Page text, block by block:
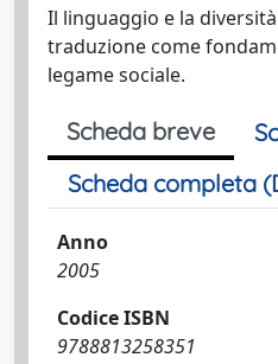
Il linguaggio e la
traduzione come
legame sociale.
Scheda breve
Scheda completa
Anno
2005
Codice ISBN
9788813258351